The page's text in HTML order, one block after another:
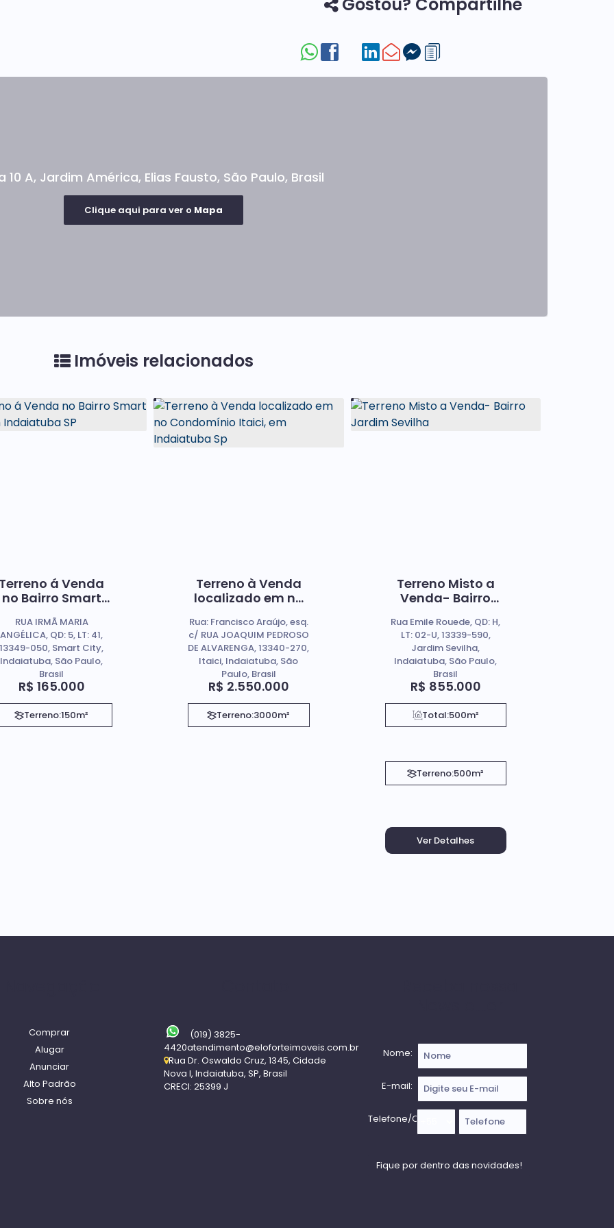
10 A, Jardim América, Elias Fausto, São Paulo, Brasil
Clique aqui para ver o Mapa
Imóveis relacionados
á Venda
no Bairro Smart
Indaiatuba SP
R$ 165.000
RUA IRMÃ MARIA
ANGÉLICA, QD: 5, LT: 41,
13349-050, Smart City,
Indaiatuba, São Paulo,
Brasil
Terreno:150m²
Terreno à Venda
localizado em no
em Indaiatuba Sp
R$ 2.550.000
Rua: Francisco Araújo, esq.
c/ RUA JOAQUIM PEDROSO
DE ALVARENGA, 13340-270,
Itaici, Indaiatuba, São
Paulo, Brasil
Terreno:3000m²
Terreno Misto a
Venda- Bairro
R$ 855.000
Rua Emile Rouede, QD: H,
LT: 02-U, 13339-590,
Jardim Sevilha,
Indaiatuba, São Paulo,
Brasil
Total:500m²
Terreno:500m²
Comprar
Alugar
Anunciar
Alto Padrão
Sobre nós
(019) 3825-
4420atendimento@eloforteimoveis.com.br
Rua Dr. Oswaldo Cruz, 1345, Cidade
Nova I, Indaiatuba, SP, Brasil
CRECI: 25399 J
Nome:
E-mail:
Telefone/Celular: